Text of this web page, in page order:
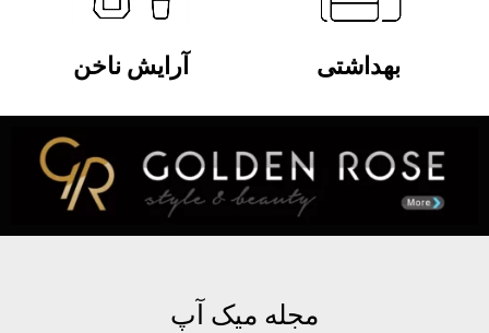
بهداشتی آرایش ناخن
مجله میک آپ